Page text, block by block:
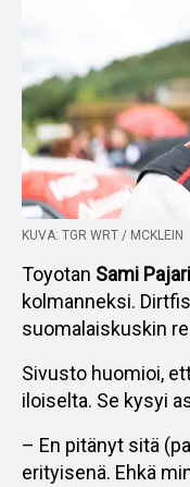
KUVA: TGR WRT / MCKLEIN
Toyotan Sami Pajari
kolmanneksi.
suomalaiskuskin
Sivusto huomioi,
iloiselta. Se kysyi
– En pitänyt sitä
erityisenä. Ehkä